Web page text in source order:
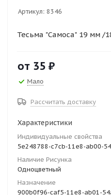
Артикул: 8346
Тесьма "Самоса" 19 мм /
от 35 ₽
Мало
Рассчитать доставку
Характеристики
Индивидуальные свойства
5e248788-c7cb-11e8-ab00-
Наличие Рисунка
Одноцветный
Назначение
900b0f96-caf5-11e8-ab01-